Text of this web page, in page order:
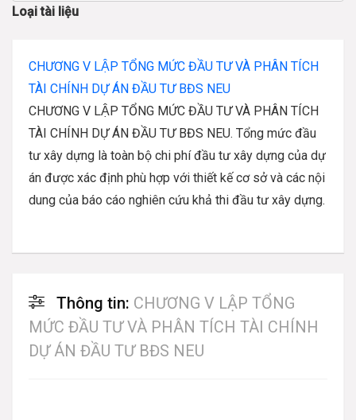
Loại tài liệu
CHƯƠNG V LẬP TỔNG MỨC ĐẦU TƯ VÀ PHÂN TÍCH
TÀI CHÍNH DỰ ÁN ĐẦU TƯ BĐS NEU
CHƯƠNG V LẬP TỔNG MỨC ĐẦU TƯ VÀ PHÂN TÍCH
TÀI CHÍNH DỰ ÁN ĐẦU TƯ BĐS NEU. Tổng mức đầu
tư xây dựng là toàn bộ chi phí đầu tư xây dựng của dự
án được xác định phù hợp với thiết kế cơ sở và các nội
dung của báo cáo nghiên cứu khả thi đầu tư xây dựng.
Thông tin: CHƯƠNG V LẬP TỔNG
MỨC ĐẦU TƯ VÀ PHÂN TÍCH TÀI CHÍNH
DỰ ÁN ĐẦU TƯ BĐS NEU